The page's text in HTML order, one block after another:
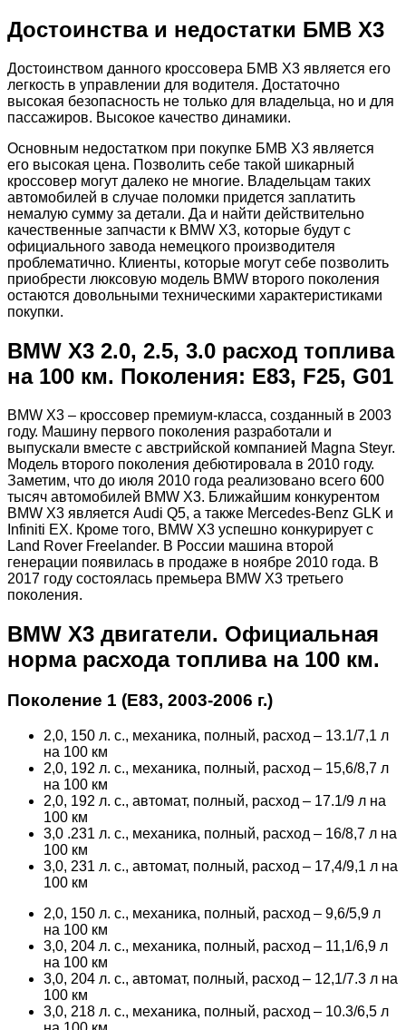
Достоинства и недостатки БМВ Х3
Достоинством данного кроссовера БМВ Х3 является его
легкость в управлении для водителя. Достаточно
высокая безопасность не только для владельца, но и для
пассажиров. Высокое качество динамики.
Основным недостатком при покупке БМВ Х3 является
его высокая цена. Позволить себе такой шикарный
кроссовер могут далеко не многие. Владельцам таких
автомобилей в случае поломки придется заплатить
немалую сумму за детали. Да и найти действительно
качественные запчасти к BMW Х3, которые будут с
официального завода немецкого производителя
проблематично. Клиенты, которые могут себе позволить
приобрести люксовую модель BMW второго поколения
остаются довольными техническими характеристиками
покупки.
BMW X3 2.0, 2.5, 3.0 расход топлива
на 100 км. Поколения: Е83, F25, G01
BMW X3 – кроссовер премиум-класса, созданный в 2003
году. Машину первого поколения разработали и
выпускали вместе с австрийской компанией Magna Steyr.
Модель второго поколения дебютировала в 2010 году.
Заметим, что до июля 2010 года реализовано всего 600
тысяч автомобилей BMW X3. Ближайшим конкурентом
BMW X3 является Audi Q5, а также Mercedes-Benz GLK и
Infiniti EX. Кроме того, BMW X3 успешно конкурирует с
Land Rover Freelander. В России машина второй
генерации появилась в продаже в ноябре 2010 года. В
2017 году состоялась премьера BMW X3 третьего
поколения.
BMW X3 двигатели. Официальная
норма расхода топлива на 100 км.
Поколение 1 (Е83, 2003-2006 г.)
2,0, 150 л. с., механика, полный, расход – 13.1/7,1 л
на 100 км
2,0, 192 л. с., механика, полный, расход – 15,6/8,7 л
на 100 км
2,0, 192 л. с., автомат, полный, расход – 17.1/9 л на
100 км
3,0 .231 л. с., механика, полный, расход – 16/8,7 л на
100 км
3,0, 231 л. с., автомат, полный, расход – 17,4/9,1 л на
100 км
2,0, 150 л. с., механика, полный, расход – 9,6/5,9 л
на 100 км
3,0, 204 л. с., механика, полный, расход – 11,1/6,9 л
на 100 км
3,0, 204 л. с., автомат, полный, расход – 12,1/7.3 л на
100 км
3,0, 218 л. с., механика, полный, расход – 10.3/6,5 л